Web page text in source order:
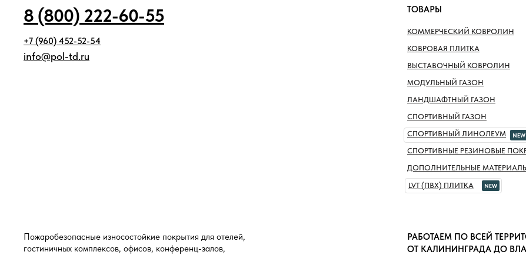
8 (800) 222-60-55
info@pol-td.ru
КОММЕРЧЕСКИЙ КОВРОЛИН
КОВРОВАЯ ПЛИТКА
ВЫСТАВОЧНЫЙ КОВРОЛИН
СПОРТИВНЫЙ ГАЗОН
МОДУЛЬНЫЙ ГАЗОН
СПОРТИВНЫЙ ЛИНОЛЕУМ NEW
СПОРТИВНЫЕ РЕЗИНОВЫЕ
ТОВАРЫ
Пожаробезопасные износостойкие покрытия для отелей,
гостиничных комплексов, офисов, конференц-залов,
+7 (960) 452-52-54
РАБОТАЕМ ПО ВСЕЙ
ОТ КАЛИНИНГРАДА ДО
ЛАНДШАФТНЫЙ ГАЗОН
ДОПОЛНИТЕЛЬНЫЕ
LVT (ПВХ) ПЛИТКА
NEW